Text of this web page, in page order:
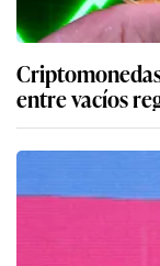
entre vacíos